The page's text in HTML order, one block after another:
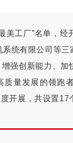
工厂”名单，经
统有限公司等三
强创新能力、加
质量发展的领跑
开展，共设置17